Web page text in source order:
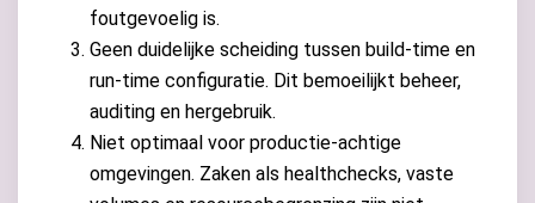
foutgevoelig is.
Geen duidelijke scheiding tussen build-time en
run-time configuratie. Dit bemoeilijkt beheer,
auditing en hergebruik.
Niet optimaal voor productie-achtige
omgevingen. Zaken als healthchecks, vaste